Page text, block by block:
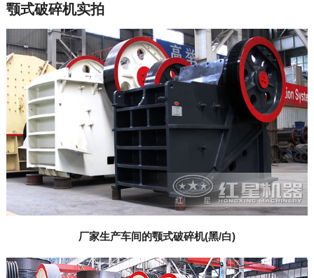
颚式破碎机实拍
厂家生产车间的颚式破碎机(黑/白)